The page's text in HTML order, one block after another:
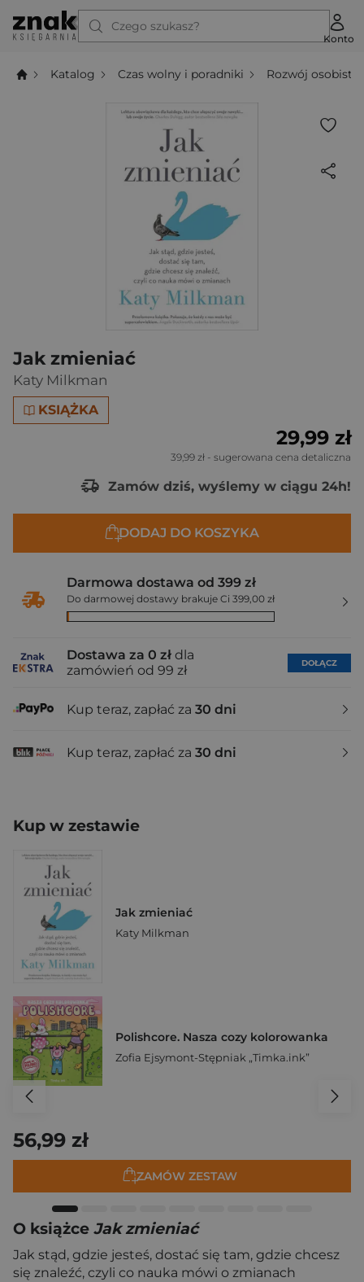
Czego szukasz?
Konto
Katalog Czas wolny i poradniki Rozwój osobisty
Jak zmieniać
Katy Milkman
KSIĄŻKA
29,99 zł
39,99 zł - sugerowana cena detaliczna
Zamów dziś, wyślemy w ciągu 24h!
DODAJ DO KOSZYKA
Darmowa dostawa od 399 zł
Do darmowej dostawy brakuje Ci 399,00 zł
Dostawa za 0 zł dla
zamówień od 99 zł
DOŁĄCZ
Kup teraz, zapłać za 30 dni
Kup teraz, zapłać za 30 dni
Kup w zestawie
Jak zmieniać
Katy Milkman
Polishcore. Nasza cozy kolorowanka
Zofia Ejsymont-Stępniak „Timka.ink”
56,99 zł
ZAMÓW ZESTAW
O książce Jak zmieniać
Jak stąd, gdzie jesteś, dostać się tam, gdzie chcesz
się znaleźć, czyli co nauka mówi o zmianach